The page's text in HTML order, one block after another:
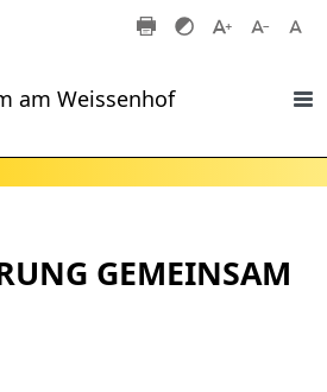
am Weissenhof
GEMEINSAM